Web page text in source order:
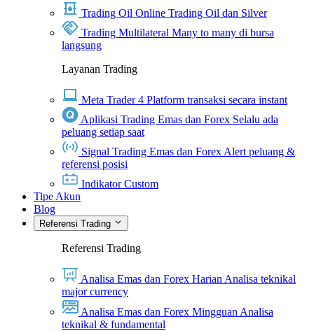
Trading Oil Online Trading Oil dan Silver
Trading Multilateral Many to many di bursa
langsung
Layanan Trading
Meta Trader 4 Platform transaksi secara instant
Aplikasi Trading Emas dan Forex Selalu ada
peluang setiap saat
Signal Trading Emas dan Forex Alert peluang &
referensi posisi
Indikator Custom
Tipe Akun
Blog
Referensi Trading
Referensi Trading
Analisa Emas dan Forex Harian Analisa teknikal
major currency
Analisa Emas dan Forex Mingguan Analisa
teknikal & fundamental